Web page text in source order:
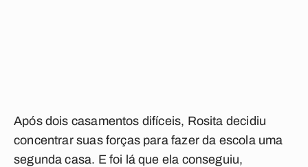
Após dois casamentos difíceis, Rosita decidiu
concentrar suas forças para fazer da escola uma
segunda casa. E foi lá que ela conseguiu,